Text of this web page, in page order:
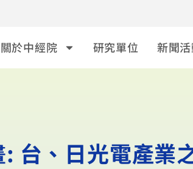
關於中經院 研究單位 新聞
台、日光電產業